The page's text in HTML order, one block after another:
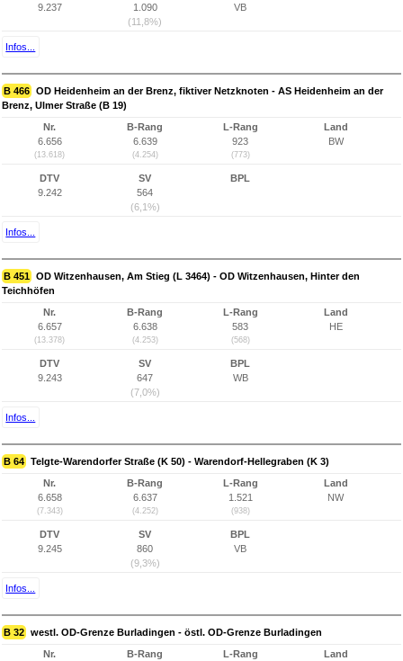
9.237
1.090
(11,8%)
VB
Infos...
B 466 OD Heidenheim an der Brenz, fiktiver Netzknoten - AS Heidenheim an der
Brenz, Ulmer Straße (B 19)
Nr.
6.656
(13.618)
B-Rang
6.639
(4.254)
L-Rang
923
(773)
Land
BW
DTV
9.242
SV
564
(6,1%)
BPL
Infos...
B 451 OD Witzenhausen, Am Stieg (L 3464) - OD Witzenhausen, Hinter den
Teichhöfen
Nr.
6.657
(13.378)
B-Rang
6.638
(4.253)
L-Rang
583
(568)
Land
HE
DTV
9.243
SV
647
(7,0%)
BPL
WB
Infos...
B 64 Telgte-Warendorfer Straße (K 50) - Warendorf-Hellegraben (K 3)
Nr.
6.658
(7.343)
B-Rang
6.637
(4.252)
L-Rang
1.521
(938)
Land
NW
DTV
9.245
SV
860
(9,3%)
BPL
VB
Infos...
B 32 westl. OD-Grenze Burladingen - östl. OD-Grenze Burladingen
Nr.
B-Rang
L-Rang
Land